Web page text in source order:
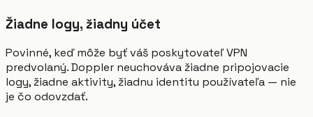
Žiadne logy, žiadny účet
Povinné, keď môže byť váš poskytovateľ VPN
predvolaný. Doppler neuchováva žiadne pripojovacie
logy, žiadne aktivity, žiadnu identitu používateľa — nie
je čo odovzdať.